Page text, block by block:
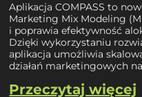
Aplikacja COMPASS to
Marketing Mix Modeling
i poprawia efektywność
Dzięki wykorzystaniu
aplikacja umożliwia
działań marketingowych
Przeczytaj więcej